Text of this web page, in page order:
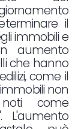
il
immobili e
aumento
che hanno
come il
non
come
L'aumento